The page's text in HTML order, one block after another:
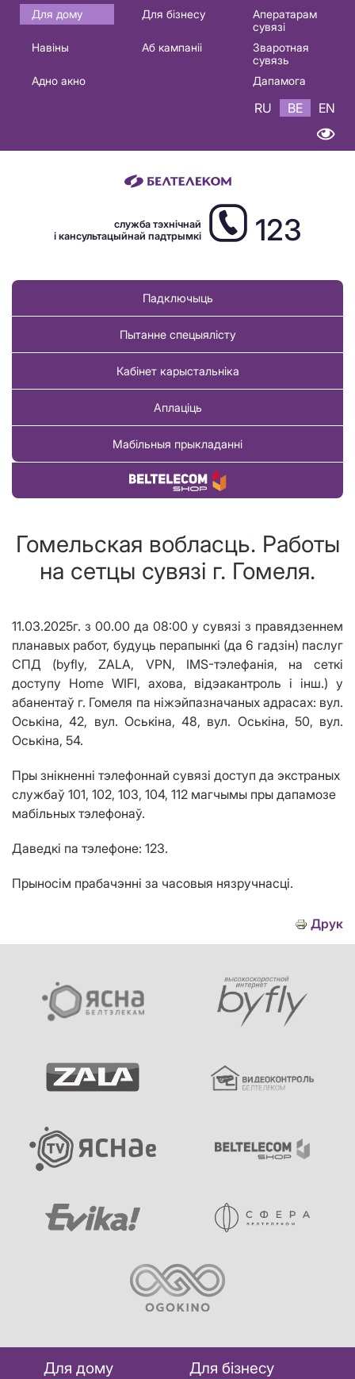
Основная
навигация
Для дому Для бізнесу
Аператарам
сувязі
Навіны
Аб кампаніі
Зваротная
сувязь
Адно акно
Дапамога
RU BE EN
служба тэхнічнай
і кансультацыйнай падтрымкі
123
Падключыць
Пытанне спецыялісту
Кабінет карыстальніка
Аплаціць
Мабільныя прыкладанні
Купіць тавар
Гомельская вобласць. Работы
на сетцы сувязі г. Гомеля.
11.03.2025г. з 00.00 да 08:00 у сувязі з правядзеннем
планавых работ, будуць перапынкі (да 6 гадзін) паслуг
СПД (byfly,ZALA, VPN, IMS-тэлефанія, на сеткі
доступу Home WIFI, ахова, відэакантроль і інш.) у
абанентаў г. Гомеля па ніжэйпазначаных адрасах: вул.
Оськіна, 42, вул. Оськіна, 48, вул. Оськіна, 50, вул.
Оськіна, 54.
Пры знікненні тэлефоннай сувязі доступ да экстраных
службаў 101, 102, 103, 104, 112 магчымы пры дапамозе
мабільных тэлефонаў.
Даведкі па тэлефоне: 123.
Прыносім прабачэнні за часовыя нязручнасці.
Друк
Для дому Для бізнесу